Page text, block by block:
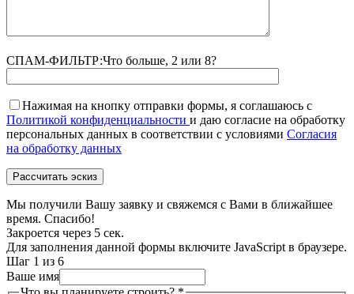
СПАМ-ФИЛЬТР:Что больше, 2 или 8?
Нажимая на кнопку отправки формы, я соглашаюсь с
Политикой конфиденциальности и даю согласие на обработку
персональных данных в соответствии с условиями Согласия
на обработку данных
Мы получили Вашу заявку и свяжемся с Вами в ближайшее
время. Спасибо!
Закроется через 5 сек.
Для заполнения данной формы включите JavaScript в браузере.
Шаг 1 из 6
Ваше имя